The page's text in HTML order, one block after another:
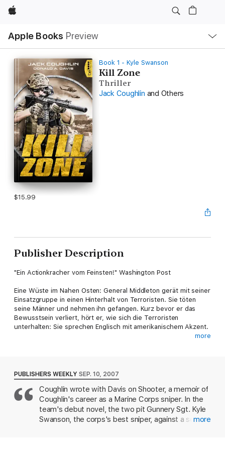
Apple
Apple Books Preview
Nav
Open
Menu
Book 1 - Kyle Swanson
Kill Zone
Thriller
Jack Coughlin and Others
$15.99
Publisher Description
"Ein Actionkracher vom Feinsten!" Washington Post
Eine Wüste im Nahen Osten: General Middleton gerät mit seiner
Einsatzgruppe in einen Hinterhalt von Terroristen. Sie töten
seine Männer und nehmen ihn gefangen. Kurz bevor er das
Bewusstsein verliert, hört er, wie sich die Terroristen
unterhalten: Sie sprechen Englisch mit amerikanischem Akzent.
Falle. Nur Swanson überlebt den Angriff. Woher hatte der Feind
Informationen über diese streng geheime Mission? Auf sich
allein gestellt, gerät Swanson in ein gefährliches Spiel, das die
Ordnung der gesamten Welt bedroht ...
Sniper Kyle Swanson in tödlicher Mission - auch in Band 2:
more
PUBLISHERS WEEKLY SEP. 10, 2007
Coughlin wrote with Davis on Shooter, a memoir of
Coughlin's career as a Marine Corps sniper. In the
team's debut novel, the two pit Gunnery Sgt. Kyle
Swanson, the corps's best sniper, against a secret
more